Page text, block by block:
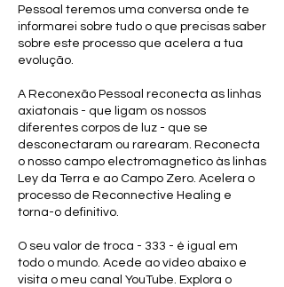
Pessoal teremos uma conversa onde te
informarei sobre tudo o que precisas saber
sobre este processo que acelera a tua
evolução.
A Reconexão Pessoal reconecta as linhas
axiatonais - que ligam os nossos
diferentes corpos de luz - que se
desconectaram ou rarearam. Reconecta
o nosso campo electromagnetico às linhas
Ley da Terra e ao Campo Zero. Acelera o
processo de Reconnective Healing e
torna-o definitivo.
O seu valor de troca - 333 - é igual em
todo o mundo. Acede ao vídeo abaixo e
visita o meu canal YouTube. Explora o